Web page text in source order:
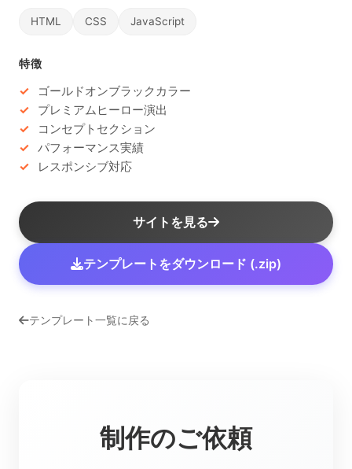
HTML CSS JavaScript
特徴
ゴールドオンブラックカラー
プレミアムヒーロー演出
コンセプトセクション
パフォーマンス実績
レスポンシブ対応
サイトを見る
テンプレートをダウンロード (.zip)
テンプレート一覧に戻る
制作のご依頼